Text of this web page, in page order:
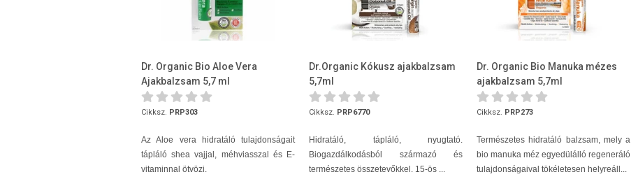
Dr. Organic Bio Aloe Vera
Ajakbalzsam 5,7 ml
Cikksz. PRP303
Az Aloe vera hidratáló tulajdonságait
tápláló shea vajjal, méhviasszal és E-
vitaminnal ötvözi.
Dr.Organic Kókusz ajakbalzsam
5,7ml
Cikksz. PRP6770
Hidratáló, tápláló, nyugtató.
Biogazdálkodásból származó és
természetes összetevőkkel. 15-ös ...
Dr. Organic Bio Manuka mézes
ajakbalzsam 5,7ml
Cikksz. PRP273
Természetes hidratáló balzsam, mely a
bio manuka méz egyedülálló regeneráló
tulajdonságaival tökéletesen helyreáll...